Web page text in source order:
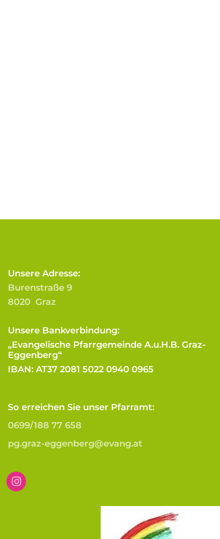
Unsere Adresse:
Burenstraße 9
8020 Graz
Unsere Bankverbindung:
„Evangelische Pfarrgemeinde A.u.H.B. Graz-
Eggenberg“
IBAN: AT37 2081 5022 0940 0965
So erreichen Sie unser Pfarramt:
0699/188 77 658
pg.graz-eggenberg@evang.at